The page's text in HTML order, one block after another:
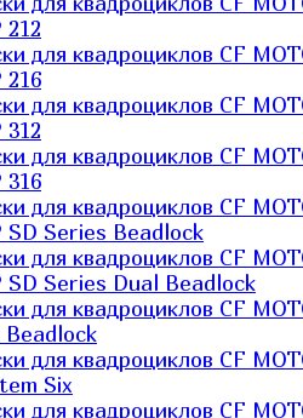
для квадроциклов CF
для квадроциклов CF
для квадроциклов CF
для квадроциклов CF
Series Beadlock
для квадроциклов CF
Series Dual Beadlock
для квадроциклов CF
Beadlock
для квадроциклов CF
Six
для квадроциклов CF